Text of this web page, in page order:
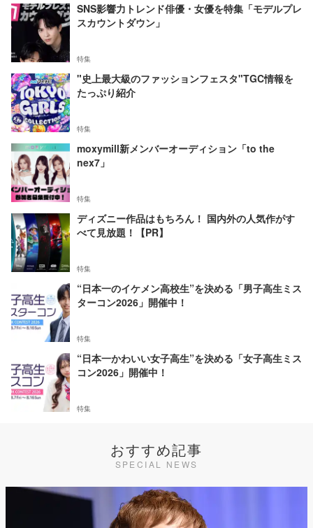
SNS影響力トレンド俳優・女優を特集「モデルプレ
スカウントダウン」
特集
"史上最大級のファッションフェスタ"TGC情報を
たっぷり紹介
特集
moxymill新メンバーオーディション「to the
nex7」
特集
ディズニー作品はもちろん！ 国内外の人気作がす
べて見放題！【PR】
特集
“日本一のイケメン高校生”を決める「男子高生ミス
ターコン2026」開催中！
特集
“日本一かわいい女子高生”を決める「女子高生ミス
コン2026」開催中！
特集
おすすめ記事
SPECIAL NEWS